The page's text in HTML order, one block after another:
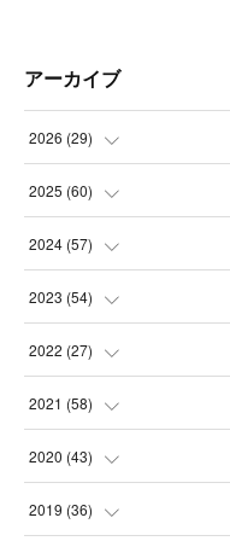
アーカイブ
2026 (29)
(5
(3
(7
(6
2025 (60)
(3
(3
(3
(2
2024 (57)
(4
(5
(2
(6
2023 (54)
(6
(8
(9
(6
2022 (27)
(1
(3
(3
2021 (58)
(1
(5
2020 (43)
(5
2019 (36)